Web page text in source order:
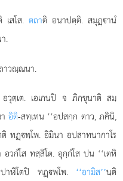
เสโส. ตถาติ อนาปตฺติ. สมุฏฺานํ
.
าวณฺณนา.
วุตฺเต. เอเกนปิ จ ภิกฺขุนาติ สมฺ
าอิติ-สทฺเทน ‘‘อปสกฺก ตาว, ภคินิ,
ทฏฺพฺโพ. อิมินา อปสาทนากาโร
วกํโส ทสฺสิโต. อุกฺกํโส ปน ‘‘เตหิ
ฬิโตปิ ทฏฺพฺโพ. ‘‘อามิส’’นฺติ